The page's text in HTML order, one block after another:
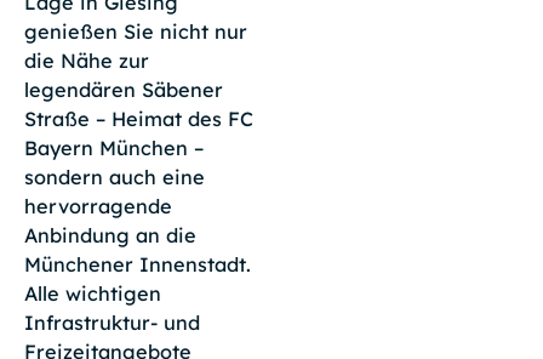
genießen Sie nicht nur
die Nähe zur
legendären Säbener
Straße – Heimat des FC
Bayern München –
sondern auch eine
hervorragende
Anbindung an die
Münchener Innenstadt.
Alle wichtigen
Infrastruktur- und
Freizeitangebote